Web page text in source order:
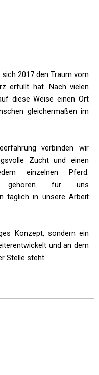
2017 den Traum vom
erfüllt hat. Nach vielen
diese Weise einen Ort
gleichermaßen im
verbinden wir
Zucht und einen
einzelnen Pferd.
gehören für uns
täglich in unsere Arbeit
Konzept, sondern ein
und an dem
Stelle steht.